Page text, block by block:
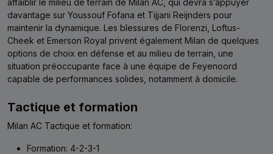
affaiblir le milieu de terrain de Milan AC, qui devra s’appuyer
davantage sur Youssouf Fofana et Tijjani Reijnders pour
maintenir la dynamique. Les blessures de Florenzi, Loftus-
Cheek et Emerson Royal privent également Milan de quelques
options de choix en défense et au milieu de terrain, une
situation préoccupante face à une équipe de Feyenoord
capable de performances solides, notamment à domicile.
Tactique et formation
Milan AC Tactique et formation:
Formation: 4-2-3-1